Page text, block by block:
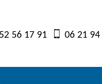
56 17 91 06 21